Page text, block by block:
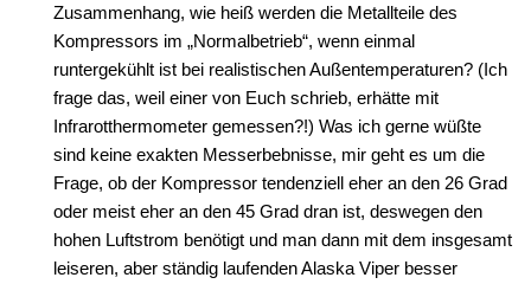
Zusammenhang, wie heiß werden die Metallteile des
Kompressors im „Normalbetrieb“, wenn einmal
runtergekühlt ist bei realistischen Außentemperaturen? (Ich
frage das, weil einer von Euch schrieb, erhätte mit
Infrarotthermometer gemessen?!) Was ich gerne wüßte
sind keine exakten Messerbebnisse, mir geht es um die
Frage, ob der Kompressor tendenziell eher an den 26 Grad
oder meist eher an den 45 Grad dran ist, deswegen den
hohen Luftstrom benötigt und man dann mit dem insgesamt
leiseren, aber ständig laufenden Alaska Viper besser